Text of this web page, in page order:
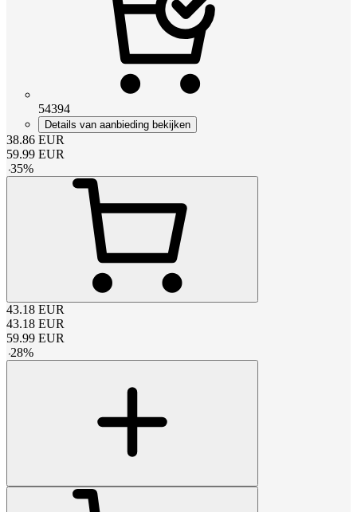
54394
Details van aanbieding bekijken
38.86 EUR
59.99 EUR
-35%
43.18 EUR
43.18 EUR
59.99 EUR
-28%